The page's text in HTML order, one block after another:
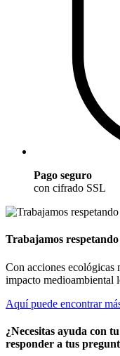
Pago seguro
con cifrado SSL
Trabajamos
Con acciones ecológicas
impacto medioambiental
Aquí puede encontrar
¿Necesitas ayuda con
responder a tus